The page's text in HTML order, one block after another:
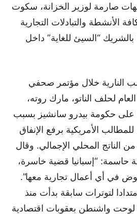
صارمة لوزير الخزانة، سكوت
الأنشطة والتبادلات التجارية
بالشريك “السيئ للغاية” داخل
النارية خلال مؤتمر صحفي
لحلف الناتو، مارك روته،
حكومة بيدرو سانشيز بسبب
الأمريكية برفع الإنفاق
إلى عتبة 5% من الناتج المحلي الإجمالي. وقال
حاسمة: “إسبانيا قضية خاسرة،
في أي أعمال تجارية معها”.
لتوترات سابقة بدأت منذ
واشنطن بعقوبات اقتصادية